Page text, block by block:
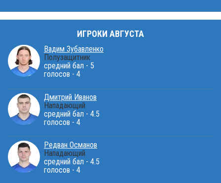
ИГРОКИ АВГУСТА
Вадим Зубавленко
Полузащитник
средний бал - 5
голосов - 4
Дмитрий Иванов
Нападающий
средний бал - 4.5
голосов - 4
Редван Османов
Нападающий
средний бал - 4.5
голосов - 4